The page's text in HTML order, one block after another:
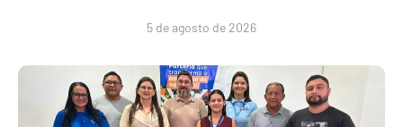
5 de agosto de 2026